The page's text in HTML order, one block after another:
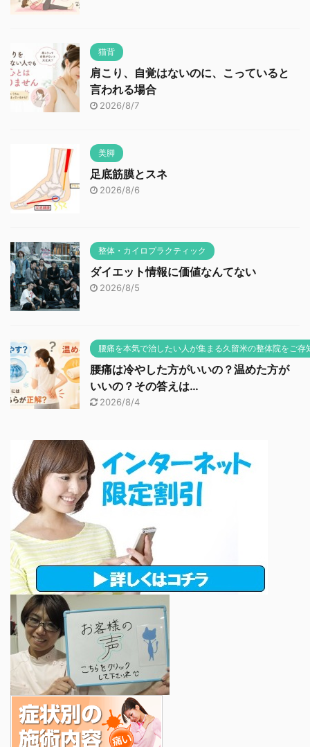
猫背
肩こり、自覚はないのに、こっていると
言われる場合
2026/8/7
美脚
足底筋膜とスネ
2026/8/6
整体・カイロプラクティック
ダイエット情報に価値なんてない
2026/8/5
腰痛を本気で治したい人が集まる久留米の整体院をご存
腰痛は冷やした方がいいの？温めた方が
いいの？その答えは…
2026/8/4